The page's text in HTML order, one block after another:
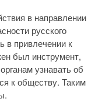
в направлении
русского
в привлечении к
был инструмент,
узнавать об
к обществу. Таким